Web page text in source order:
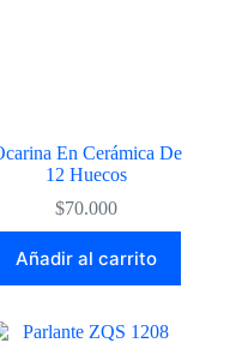
En Cerámica De
12 Huecos
$70.000
Añadir al carrito